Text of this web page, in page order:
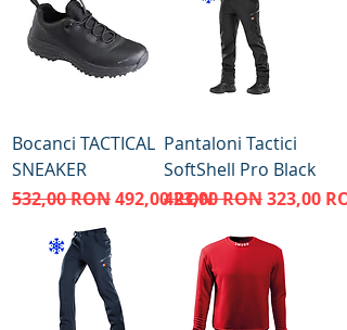
Bocanci TACTICAL
SNEAKER
Preț normal
532,00 RONPreț redus
492,00 RON
Pantaloni Tactici
SoftShell Pro Black
Preț normal
423,00 RONPreț redus
323,00